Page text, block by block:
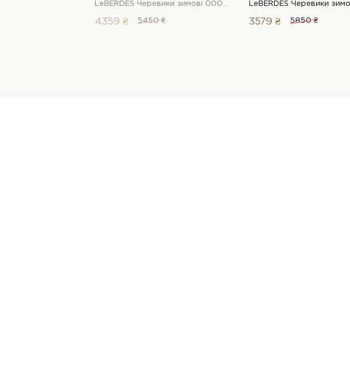
LeBERDES Черевики зимові 00000017692 1 Магазин взуття “Favorite Shoes”
4359 ₴ 5450 ₴ 3579 ₴ 5850 ₴